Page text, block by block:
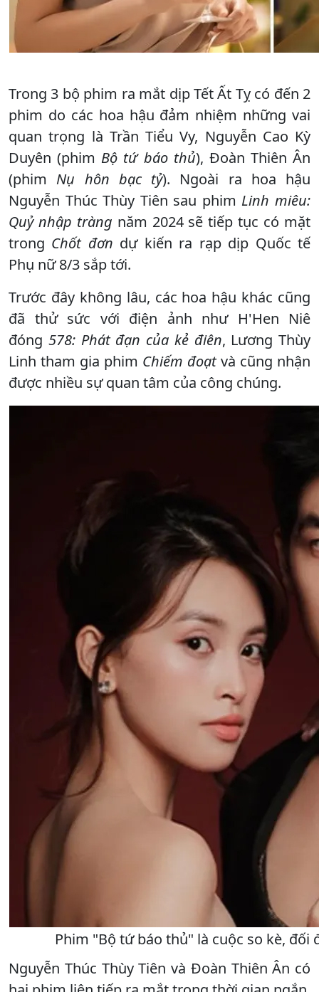
Trong 3 bộ phim ra mắt dịp Tết Ất Tỵ có đến 2
phim do các hoa hậu đảm nhiệm những vai
quan trọng là Trần Tiểu Vy, Nguyễn Cao Kỳ
Duyên (phim Bộ tứ báo thủ), Đoàn Thiên Ân
(phim Nụ hôn bạc tỷ). Ngoài ra hoa hậu
Nguyễn Thúc Thùy Tiên sau phim Linh miêu:
Quỷ nhập tràng năm 2024 sẽ tiếp tục có mặt
trong Chốt đơn dự kiến ra rạp dịp Quốc tế
Phụ nữ 8/3 sắp tới.
Trước đây không lâu, các hoa hậu khác cũng
đã thử sức với điện ảnh như H'Hen Niê
đóng 578: Phát đạn của kẻ điên, Lương Thùy
Linh tham gia phim Chiếm đoạtvà cũng nhận
được nhiều sự quan tâm của công chúng.
Phim "Bộ tứ báo thủ" là cuộc so kè, đối
Nguyễn Thúc Thùy Tiên và Đoàn Thiên Ân có